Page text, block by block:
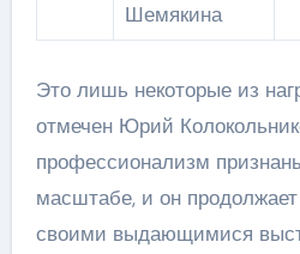
Шемякина
Это лишь некоторые из
отмечен Юрий
профессионализм
масштабе, и он
своими выдающимися